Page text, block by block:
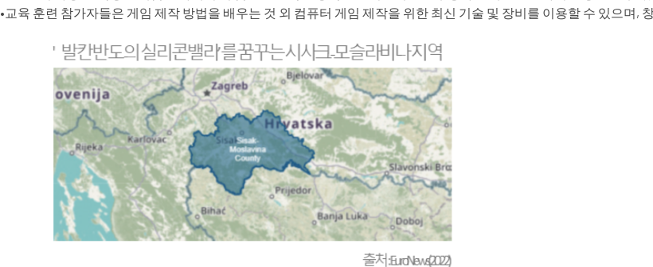
•교육 훈련 참가자들은 게임 제작 방법을 배우는 것 외 컴퓨터 게임 제작을 위한 최신 기술 및 장비를 이용할 수 있으며,